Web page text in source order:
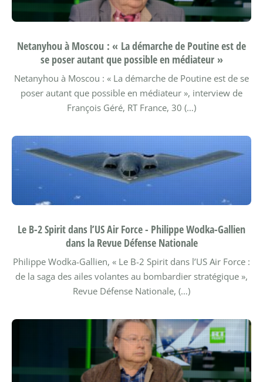
Netanyhou à Moscou : « La démarche de Poutine est de
se poser autant que possible en médiateur »
Netanyhou à Moscou : « La démarche de Poutine est de se
poser autant que possible en médiateur », interview de
François Géré, RT France, 30 (…)
Le B-2 Spirit dans l’US Air Force - Philippe Wodka-Gallien
dans la Revue Défense Nationale
Philippe Wodka-Gallien, « Le B-2 Spirit dans l’US Air Force :
de la saga des ailes volantes au bombardier stratégique »,
Revue Défense Nationale, (…)